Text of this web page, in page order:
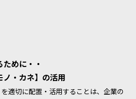
めに・・
・カネ】の活用
を適切に配置・活用することは、企業の